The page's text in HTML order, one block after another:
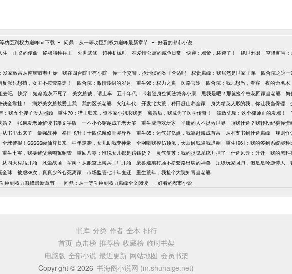
功臣到权力巅峰txt下载 - 问鼎：从一等功臣到权力巅峰最新章节 - 好看的都市小说
生 正义的使命 终极特种兵王 灭世武修 超神机械师 在爱情公寓的咸鱼日常 快穿：邪帝，坏透了！ 绝世邪君 空降萌宝
发家致富从南锣鼓巷开始 我在四合院里有小院 你一个交警，抢刑侦的案子合适吗 权贵巅峰：我居然是世家子弟 四合院之这一
反派只想苟，女主不按套路走！ 四合院：激情澎湃的岁月 重生96：权力之巅 医路官途 四合院：我只想当，看客 夜的命名术
去吧 快穿：短命炮灰不死了 美女总裁，请上车 五十年代：带着随身空间进城奔小康 甩我是吧？那就捡个校花回家当老婆 悔
全靠挂！ 病娇美女总裁爱上我 我的区长老婆 火红年代：开发北大荒，种田赶山养全家 身为精英人形的我，你让我当保镖
：我五个嫂子没人照顾 重生70：猎王归来，资本家小姐求我娶 离婚后，我成为了医学传奇！ 律政先锋：这个律师正的发邪！
婚？ 张易发老师解读书籍文字版 一不小心穿越成了老天爷 重生成游戏玩家 平庸的人不拯救世界 顶我仕途？我转投纪委你慌
从书里出来了 最强战神 举国飞升！十四亿魔修吓哭异界 重生85：运气好亿点，我靠赶海成首富 从村支书到仕途巅峰 规则怪
全球警报！SSSSS级仙尊归来 中年逆袭，女儿助我变神豪 全网嘲我模仿顶流，天后砸钱逼我退圈 重生1961：我的签到系统能种
重生七零，我要帮父亲鸣冤昭雪 重回八零：谁说女儿都是赔钱货？ 灵气复苏：我的捉鬼系统开挂了 仕途风云：升迁 我的黑科
从四大村姑开始 凡尘战场 军阀：从搬空上海兵工厂开始 废兽逆袭打脸不按套路出牌的神兽 顶级玩家回归，但是是吟游诗人
全球 被虐88次，真真少爷心死离家 市场监管七十年变迁
重生荒年，我捡个大院知青当老婆
臣到权力巅峰最新章节 - 问鼎：从一等功臣到权力巅峰全文阅读 - 好看的都市小说
书库 分类 作者 全本 排行
首页 点击榜 推荐榜 收藏榜 临时书架
电脑版 全部小说 最近更新 网站地图 会员书架
Copyright © 2026 书海阁小说网 (m.shuhaige.net)